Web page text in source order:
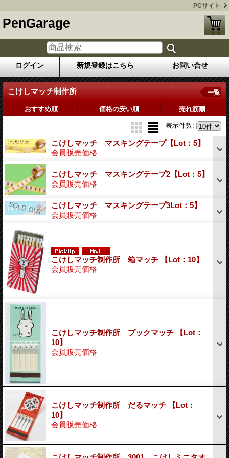
PCサイト
PenGarage
ログイン 新規登録はこちら お問い合せ
こけしマッチ制作所 一覧
おすすめ順 価格の安い順 売れ筋順
表示件数:
こけしマッチ マスキングテープ【Lot：5】
会員販売価格
こけしマッチ マスキングテープ2【Lot：5】
会員販売価格
こけしマッチ マスキングテープ3Lot：5】
会員販売価格
こけしマッチ制作所 箱マッチ 【Lot：10】
会員販売価格
こけしマッチ制作所 ブックマッチ 【Lot：
10】
会員販売価格
こけしマッチ制作所 だるマッチ 【Lot：
10】
会員販売価格